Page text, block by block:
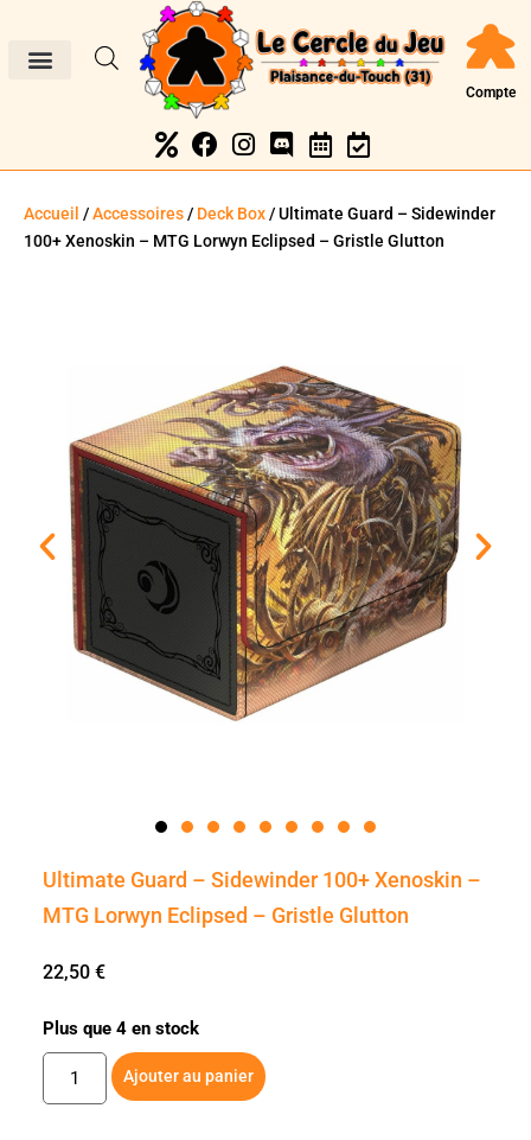
Compte
Accueil /Accessoires/ Deck Box/ Ultimate Guard – Sidewinder
100+ Xenoskin – MTG Lorwyn Eclipsed – Gristle Glutton
Ultimate Guard – Sidewinder 100+ Xenoskin –
MTG Lorwyn Eclipsed – Gristle Glutton
22,50 €
Plus que 4 en stock
Ajouter au panier